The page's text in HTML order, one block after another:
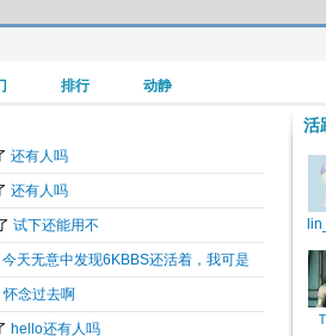
首页滚动画面
页热门主题1.2没有画面哦。没放画面？